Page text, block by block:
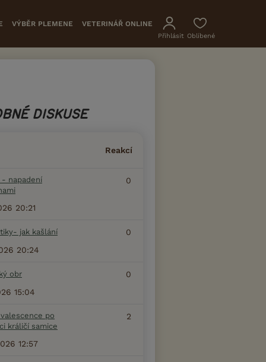
VÝBĚR PLEMENE VETERINÁŘ ONLINE
Přihlásit Oblíbené
DISKUSE
Reakcí
- napadení
0
20:21
jak kašlání
0
20:24
obr
0
15:04
po
králičí samice
2
12:57